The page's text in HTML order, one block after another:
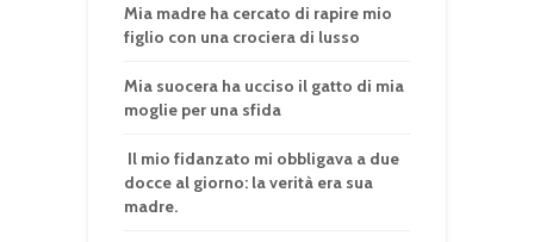
Mia madre ha cercato di rapire mio
figlio con una crociera di lusso
Mia suocera ha ucciso il gatto di mia
moglie per una sfida
Il mio fidanzato mi obbligava a due
docce al giorno: la verità era sua
madre.